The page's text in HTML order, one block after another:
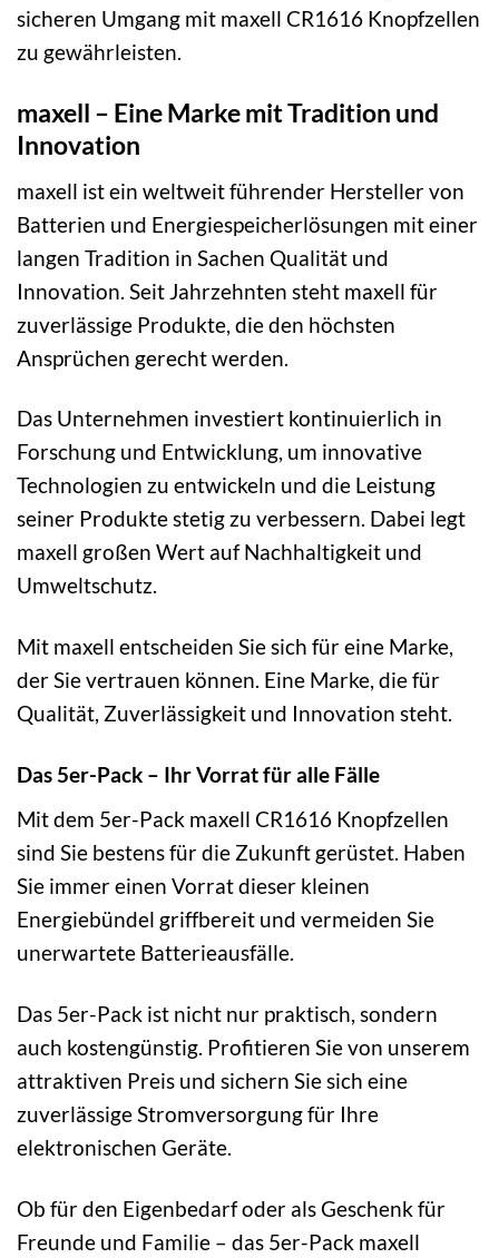
sicheren Umgang mit maxell CR1616 Knopfzellen
zu gewährleisten.
maxell – Eine Marke mit Tradition und
Innovation
maxell ist ein weltweit führender Hersteller von
Batterien und Energiespeicherlösungen mit einer
langen Tradition in Sachen Qualität und
Innovation. Seit Jahrzehnten steht maxell für
zuverlässige Produkte, die den höchsten
Ansprüchen gerecht werden.
Das Unternehmen investiert kontinuierlich in
Forschung und Entwicklung, um innovative
Technologien zu entwickeln und die Leistung
seiner Produkte stetig zu verbessern. Dabei legt
maxell großen Wert auf Nachhaltigkeit und
Umweltschutz.
Mit maxell entscheiden Sie sich für eine Marke,
der Sie vertrauen können. Eine Marke, die für
Qualität, Zuverlässigkeit und Innovation steht.
Das 5er-Pack – Ihr Vorrat für alle Fälle
Mit dem 5er-Pack maxell CR1616 Knopfzellen
sind Sie bestens für die Zukunft gerüstet. Haben
Sie immer einen Vorrat dieser kleinen
Energiebündel griffbereit und vermeiden Sie
unerwartete Batterieausfälle.
Das 5er-Pack ist nicht nur praktisch, sondern
auch kostengünstig. Profitieren Sie von unserem
attraktiven Preis und sichern Sie sich eine
zuverlässige Stromversorgung für Ihre
elektronischen Geräte.
Ob für den Eigenbedarf oder als Geschenk für
Freunde und Familie – das 5er-Pack maxell